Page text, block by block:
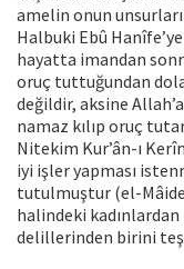
amelin onun
Halbuki Ebû
hayatta imandan
oruç tuttuğundan
değildir, aksine
namaz kılıp oruç
Nitekim Kur’ân-ı
iyi işler yapması
tutulmuştur (el-Mâide
halindeki kadınlardan
delillerinden birini